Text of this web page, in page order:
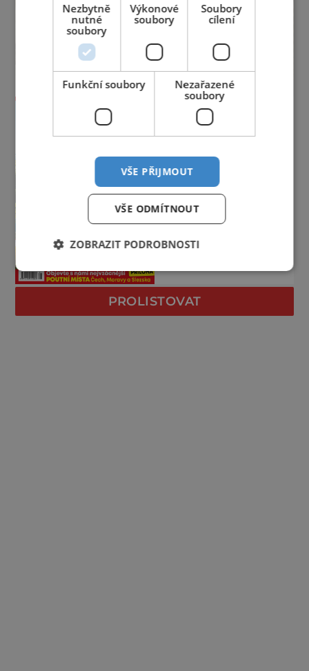
PROLISTOVAT
Nezbytně
nutné
soubory
Výkonové
soubory
Soubory
cílení
Funkční soubory
Nezařazené
soubory
VŠE PŘIJMOUT
VŠE ODMÍTNOUT
ZOBRAZIT PODROBNOSTI